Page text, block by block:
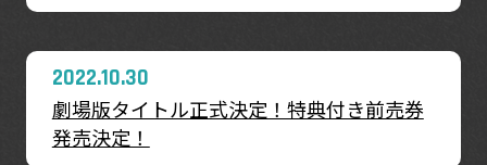
2022.10.30
劇場版タイトル正式決定！特典付き前売券
発売決定！